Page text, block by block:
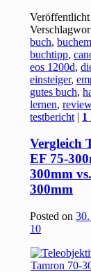
buch,
buchtipp,
eos 1200d,
einsteiger,
gutes buch,
lernen,
testbericht | 1
Vergleich
EF 75-
300mm
300mm
Posted on
10